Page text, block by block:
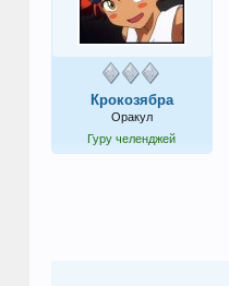
Крокозябра
Оракул
Гуру челенджей